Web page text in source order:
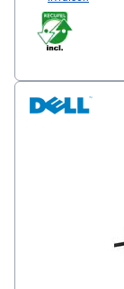
Dell /
Dell / 3
d’adresse
Mises à jour